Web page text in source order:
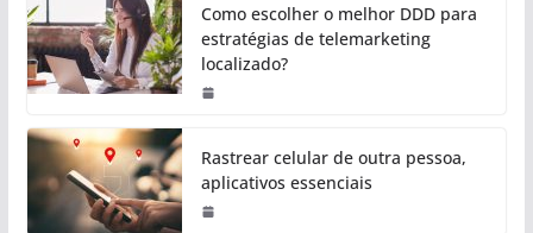
Como escolher o melhor DDD para
estratégias de telemarketing
localizado?
Rastrear celular de outra pessoa,
aplicativos essenciais